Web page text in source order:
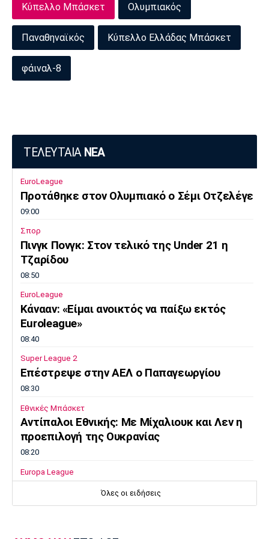
Κύπελλο Μπάσκετ Ολυμπιακός
Παναθηναϊκός Κύπελλο Ελλάδας Μπάσκετ
φάιναλ-8
ΤΕΛΕΥΤΑΙΑ ΝΕΑ
EuroLeague
Προτάθηκε στον Ολυμπιακό ο Σέμι Οτζελέγε
09:00
Σπορ
Πινγκ Πονγκ: Στον τελικό της Under 21 η
Τζαρίδου
08:50
EuroLeague
Κάνααν: «Είμαι ανοικτός να παίξω εκτός
Euroleague»
08:40
Super League 2
Επέστρεψε στην ΑΕΛ ο Παπαγεωργίου
08:30
Εθνικές Μπάσκετ
Αντίπαλοι Εθνικής: Με Μίχαλιουκ και Λεν η
προεπιλογή της Ουκρανίας
08:20
Europa League
Δεν σταματάει να σκοράρει ο Παυλίδης (vid)
Επιστρέφει στη Ζαλγκίρις ο Κίναν Έβανς
Όλες οι ειδήσεις